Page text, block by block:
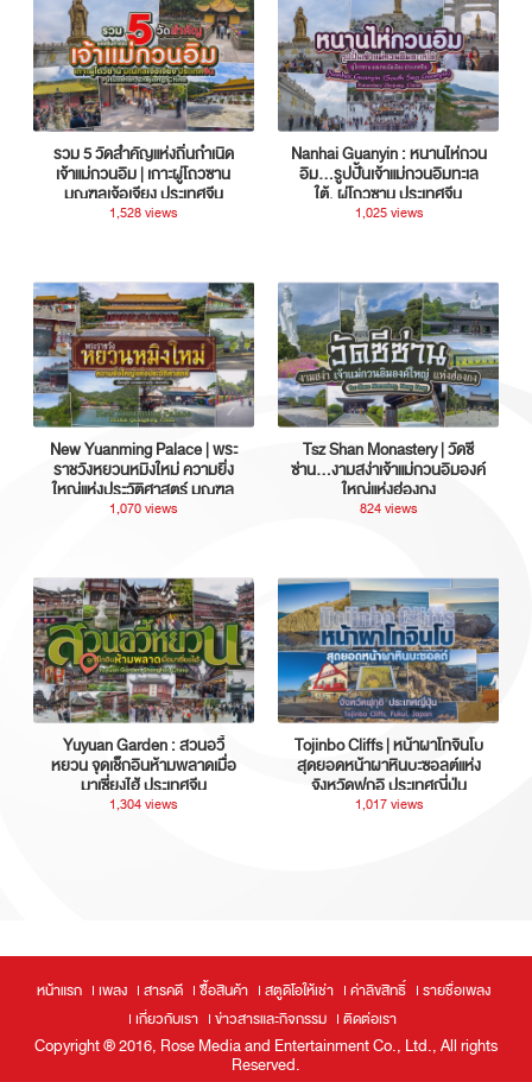
รวม 5 วัดสำคัญแห่งถิ่นกำเนิด
เจ้าแม่กวนอิม | เกาะผู่โถวซาน
มณฑลเจ้อเจียง ประเทศจีน
1,528 views
Nanhai Guanyin : หนานไห่กวน
อิม...รูปปั้นเจ้าแม่กวนอิมทะเล
ใต้, ผู่โถวซาน ประเทศจีน
1,025 views
New Yuanming Palace | พระ
ราชวังหยวนหมิงใหม่ ความยิ่ง
ใหญ่แห่งประวัติศาสตร์ มณฑล
กวางตุ้ง ประเทศจีน
1,070 views
Tsz Shan Monastery | วัดซี
ซ่าน…งามสง่าเจ้าแม่กวนอิมองค์
ใหญ่แห่งฮ่องกง
824 views
Yuyuan Garden : สวนอวี้
หยวน จุดเช็กอินห้ามพลาดเมื่อ
มาเซี่ยงไฮ้ ประเทศจีน
1,304 views
Tojinbo Cliffs | หน้าผาโทจินโบ
สุดยอดหน้าผาหินบะซอลต์แห่ง
จังหวัดฟุกุอิ ประเทศญี่ปุ่น
1,017 views
หน้าแรก เพลง สารคดี ซื้อสินค้า สตูดิโอให้เช่า ค่าลิขสิทธิ์
รายชื่อเพลง
เกี่ยวกับเรา
ข่าวสารและกิจกรรม ติดต่อเรา
Copyright ® 2016, Rose Media and Entertainment Co., Ltd., All rights
Reserved.